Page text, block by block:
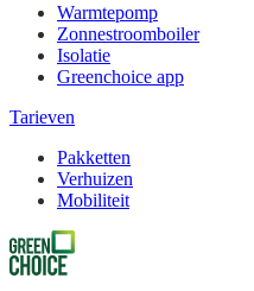
Warmtepomp
Zonnestroomboiler
Isolatie
Greenchoice app
Tarieven
Pakketten
Verhuizen
Mobiliteit